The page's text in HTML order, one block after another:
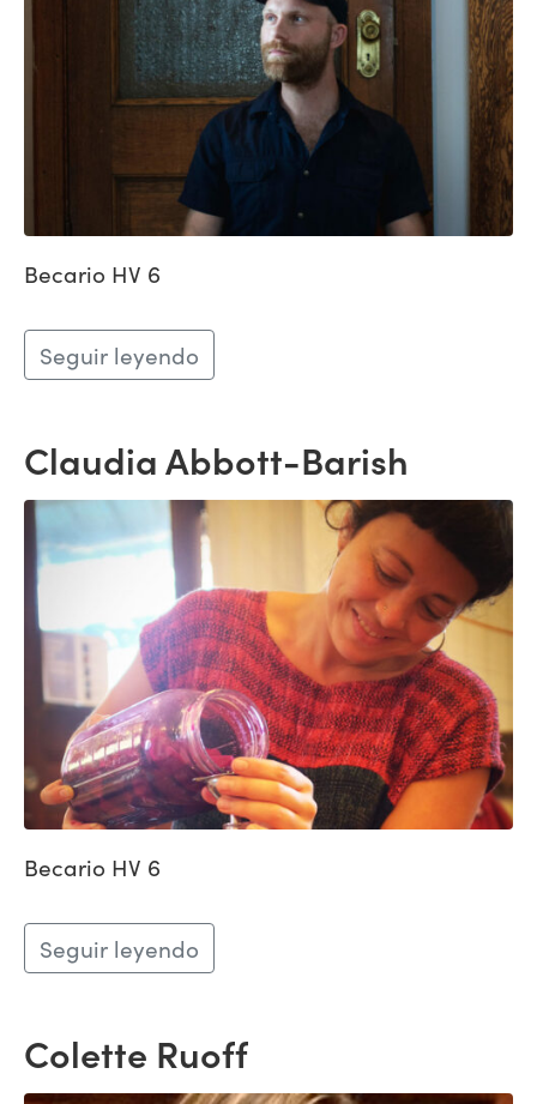
Becario HV 6
Seguir leyendo
Claudia Abbott-Barish
Becario HV 6
Seguir leyendo
Colette Ruoff